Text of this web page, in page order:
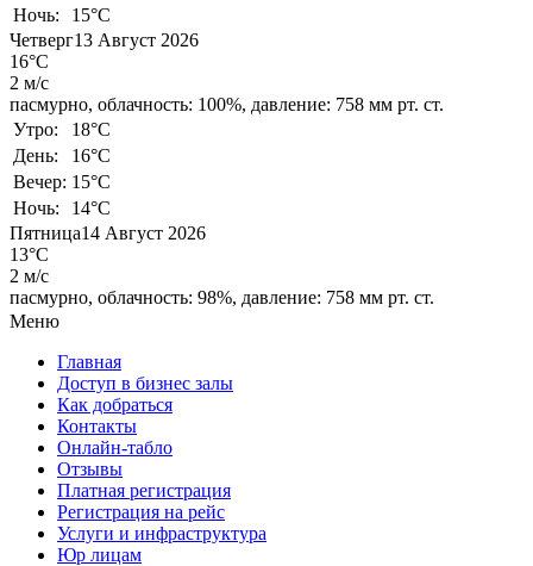
Ночь:
15°C
Четверг13 Август 2026
16°C
2 м/с
пасмурно, облачность: 100%, давление: 758 мм рт. ст.
Утро:
18°C
День:
16°C
Вечер: 15°C
Ночь:
14°C
Пятница14 Август 2026
13°C
2 м/с
пасмурно, облачность: 98%, давление: 758 мм рт. ст.
Меню
Главная
Доступ в бизнес залы
Как добраться
Контакты
Онлайн-табло
Отзывы
Платная регистрация
Регистрация на рейс
Услуги и инфраструктура
Юр лицам